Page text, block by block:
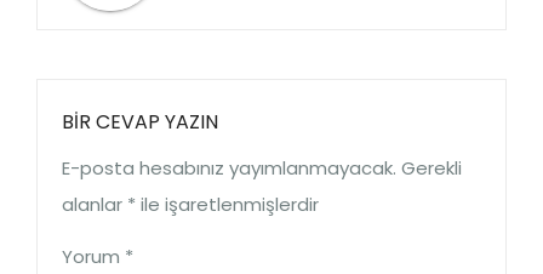
BIR CEVAP YAZIN
E-posta hesabınız yayımlanmayacak. Gerekli
alanlar * ile işaretlenmişlerdir
Yorum *